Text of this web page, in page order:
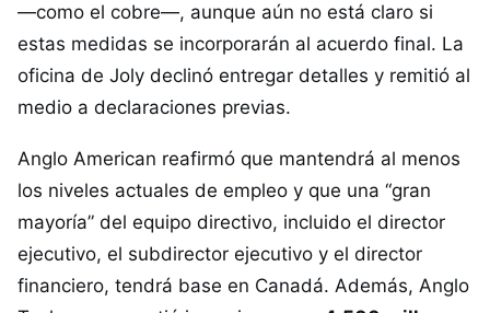
—como el cobre—, aunque aún no está claro si
estas medidas se incorporarán al acuerdo final. La
oficina de Joly declinó entregar detalles y remitió al
medio a declaraciones previas.
Anglo American reafirmó que mantendrá al menos
los niveles actuales de empleo y que una “gran
mayoría” del equipo directivo, incluido el director
ejecutivo, el subdirector ejecutivo y el director
financiero, tendrá base en Canadá. Además, Anglo